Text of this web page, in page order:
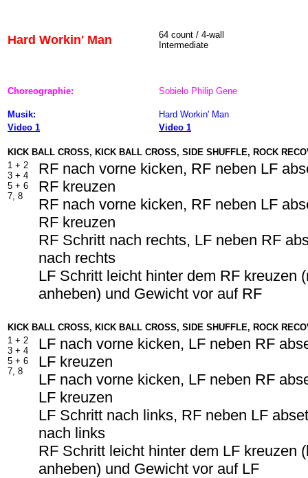
Hard Workin' Man 64 count / 4-wall
Intermediate
Choreographie: Sobielo Philip Gene
Musik:
Hard Workin' Man
Video 1
Video 1
KICK BALL CROSS, KICK BALL CROSS, SIDE SHUFFLE, ROCK
1 + 2
3 + 4
5 + 6
7, 8
RF nach vorne kicken, RF neben LF
RF kreuzen
RF nach vorne kicken, RF neben LF
RF kreuzen
RF Schritt nach rechts, LF neben RF
nach rechts
LF Schritt leicht hinter dem RF kreuzen
anheben) und Gewicht vor auf RF
KICK BALL CROSS, KICK BALL CROSS, SIDE SHUFFLE, ROCK
1 + 2
3 + 4
5 + 6
7, 8
LF nach vorne kicken, LF neben RF
LF kreuzen
LF nach vorne kicken, LF neben RF
LF kreuzen
LF Schritt nach links, RF neben LF
nach links
RF Schritt leicht hinter dem LF kreuzen
anheben) und Gewicht vor auf LF